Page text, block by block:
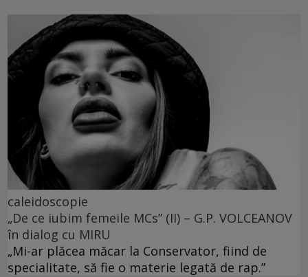
caleidoscopie
„De ce iubim femeile MCs” (II) – G.P. VOLCEANOV
în dialog cu MIRU
„Mi-ar plăcea măcar la Conservator, fiind de
specialitate, să fie o materie legată de rap.”